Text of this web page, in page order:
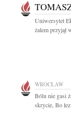
Uniwersytet
żalem przyjął
WROCŁAW
Bólu nie gasi
skrycie, Bo